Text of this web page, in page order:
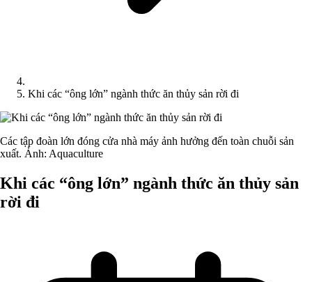
Khi các “ông lớn” ngành thức ăn thủy sản rời đi
Các tập đoàn lớn đóng cửa nhà máy ảnh hưởng đến toàn chuỗi sản
xuất. Ảnh: Aquaculture
Khi các “ông lớn” ngành thức ăn thủy sản
rời đi